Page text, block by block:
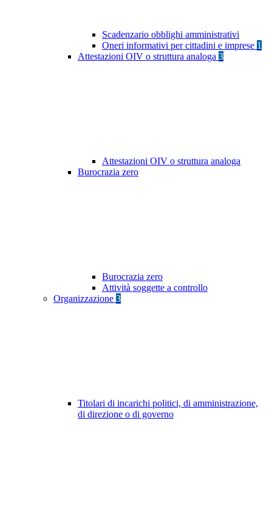
Scadenzario obblighi amministrativi
Oneri informativi per cittadini e imprese 1
Attestazioni OIV o struttura analoga 3
Attestazioni OIV o struttura analoga
Burocrazia zero
Burocrazia zero
Attività soggette a controllo
Organizzazione 3
Titolari di incarichi politici, di amministrazione,
di direzione o di governo